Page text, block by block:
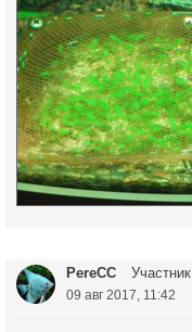
PereCC Участник
09 авг 2017, 11:42